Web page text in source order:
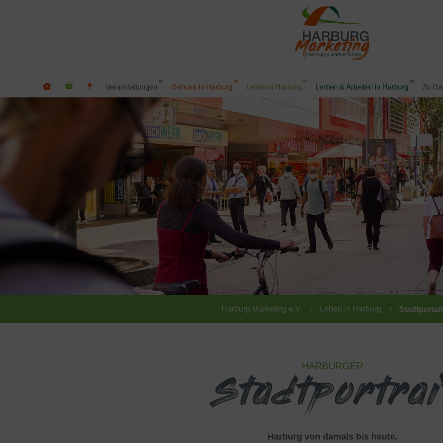
Veranstaltungen Genuss in Harburg Leben in Harburg Lernen & Arbeiten in Harburg Zu
Harburg Marketing e.V. 5 Leben in Harburg 5 Stadtportait
HARBURGER
Harburg von damals bis heute.